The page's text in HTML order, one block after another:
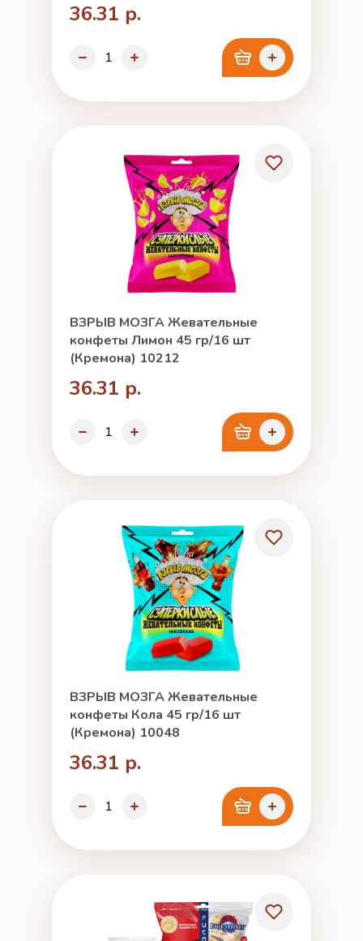
36.31 р.
ВЗРЫВ МОЗГА Жевательные
конфеты Лимон 45 гр/16 шт
(Кремона) 10212
36.31 р.
ВЗРЫВ МОЗГА Жевательные
конфеты Кола 45 гр/16 шт
(Кремона) 10048
36.31 р.